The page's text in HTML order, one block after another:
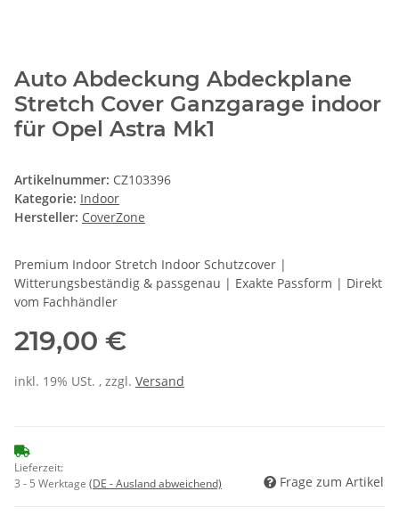
Auto Abdeckung Abdeckplane
Stretch Cover Ganzgarage indoor
für Opel Astra Mk1
Artikelnummer: CZ103396
Kategorie: Indoor
Hersteller: CoverZone
Premium Indoor Stretch Indoor Schutzcover |
Witterungsbeständig & passgenau | Exakte Passform | Direkt
vom Fachhändler
219,00 €
inkl. 19% USt. , zzgl. Versand
Lieferzeit:
3 - 5 Werktage (DE - Ausland abweichend) Frage zum Artikel